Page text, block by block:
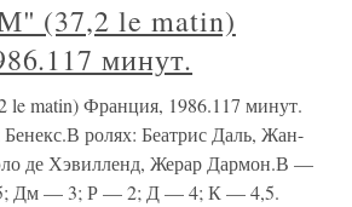
(37,2 le matin)
минут.
matin) Франция, 1986.117 минут.
ролях: Беатрис Даль, Жан-
де Хэвилленд, Жерар Дармон.В —
Дм — 3; Р — 2; Д — 4; К — 4,5.